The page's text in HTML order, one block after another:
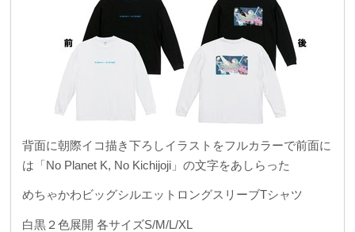
背面に朝際イコ描き下ろしイラストをフルカラーで前面に
は「No Planet K, No Kichijoji」の文字をあしらった
めちゃかわビッグシルエットロングスリーブTシャツ
白黒２色展開 各サイズS/M/L/XL